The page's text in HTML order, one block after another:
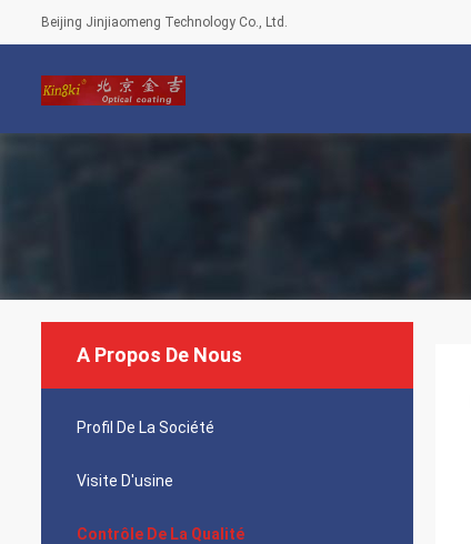
Beijing Jinjiaomeng Technology Co., Ltd.
A Propos De Nous
Profil De La Société
Visite D'usine
Contrôle De La Qualité